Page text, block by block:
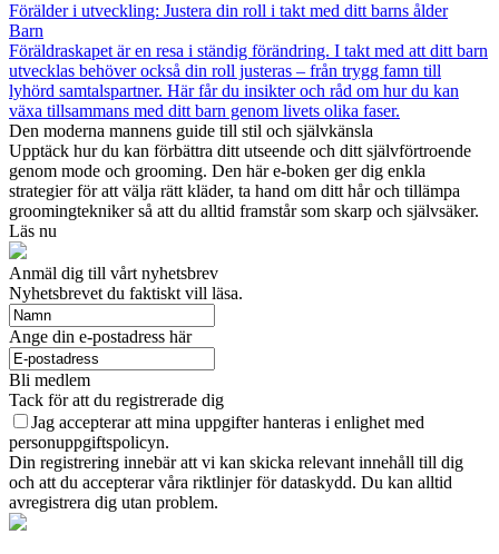
Förälder i utveckling: Justera din roll i takt med ditt barns ålder
Barn
Föräldraskapet är en resa i ständig förändring. I takt med att ditt barn
utvecklas behöver också din roll justeras – från trygg famn till
lyhörd samtalspartner. Här får du insikter och råd om hur du kan
växa tillsammans med ditt barn genom livets olika faser.
Den moderna mannens guide till stil och självkänsla
Upptäck hur du kan förbättra ditt utseende och ditt självförtroende
genom mode och grooming. Den här e-boken ger dig enkla
strategier för att välja rätt kläder, ta hand om ditt hår och tillämpa
groomingtekniker så att du alltid framstår som skarp och självsäker.
Läs nu
Anmäl dig till vårt nyhetsbrev
Nyhetsbrevet du faktiskt vill läsa.
Ange din e-postadress här
Bli medlem
Tack för att du registrerade dig
Jag accepterar att mina uppgifter hanteras i enlighet med
personuppgiftspolicyn.
Din registrering innebär att vi kan skicka relevant innehåll till dig
och att du accepterar våra riktlinjer för dataskydd. Du kan alltid
avregistrera dig utan problem.